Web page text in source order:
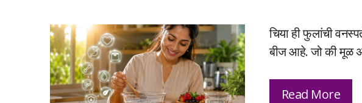
चिया ही फुलांची
बीज आहे. जो की मूळ
Read More